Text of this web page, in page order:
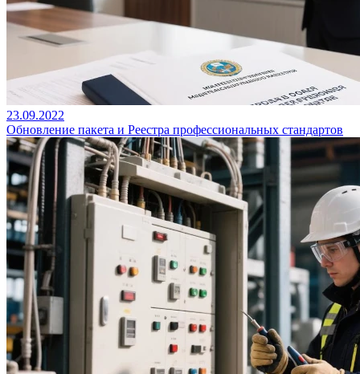
23.09.2022
Обновление пакета и Реестра профессиональных стандартов